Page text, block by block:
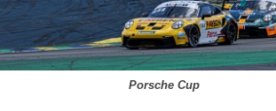
Porsche Cup